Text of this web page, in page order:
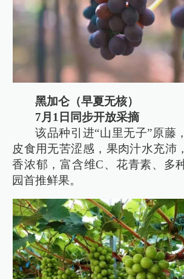
黑加仑（早夏无核）
7月1日同步开放采摘
该品种引进“山里无子”原藤
皮食用无苦涩感，果肉汁水充沛
香浓郁，富含维C、花青素、多
园首推鲜果。